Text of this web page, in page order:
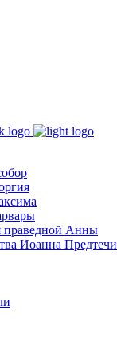
праведной Анны
Иоанна Предтечи